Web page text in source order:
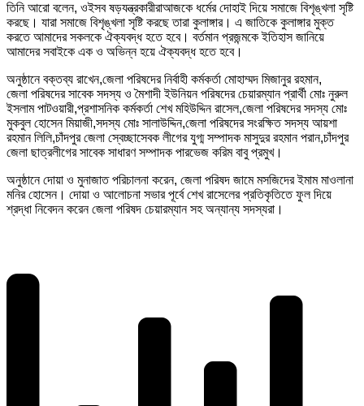
তিনি আরো বলেন, ওইসব ষড়যন্ত্রকারীরাআজকে ধর্মের দোহাই দিয়ে সমাজে বিশৃঙ্খলা সৃষ্টি
করছে। যারা সমাজে বিশৃঙ্খলা সৃষ্টি করছে তারা কুলাঙ্গার। এ জাতিকে কুলাঙ্গার মুক্ত
করতে আমাদের সকলকে ঐক্যবদ্ধ হতে হবে। বর্তমান প্রজন্মকে ইতিহাস জানিয়ে
আমাদের সবাইকে এক ও অভিন্ন হয়ে ঐক্যবদ্ধ হতে হবে।
অনুষ্ঠানে বক্তব্য রাখেন,জেলা পরিষদের নির্বাহী কর্মকর্তা মোহাম্মদ মিজানুর রহমান,
জেলা পরিষদের সাবেক সদস্য ও মৈশাদী ইউনিয়ন পরিষদের চেয়ারম্যান প্রার্থী মোঃ নুরুল
ইসলাম পাটওয়ারী,প্রশাসনিক কর্মকর্তা শেখ মহিউদ্দিন রাসেল,জেলা পরিষদের সদস্য মোঃ
মুকবুল হোসেন মিয়াজী,সদস্য মোঃ সালাউদ্দিন,জেলা পরিষদের সংরক্ষিত সদস্য আয়শা
রহমান লিলি,চাঁদপুর জেলা স্বেচ্ছাসেবক লীগের যুগ্ম সম্পাদক মাসুদুর রহমান পরান,চাঁদপুর
জেলা ছাত্রলীগের সাবেক সাধারণ সম্পাদক পারভেজ করিম বাবু প্রমুখ।
অনুষ্ঠানে দোয়া ও মুনাজাত পরিচালনা করেন, জেলা পরিষদ জামে মসজিদের ইমাম মাওলানা
মনির হোসেন। দোয়া ও আলোচনা সভার পূর্বে শেখ রাসেলের প্রতিকৃতিতে ফুল দিয়ে
শ্রদ্ধা নিবেদন করেন জেলা পরিষদ চেয়ারম্যান সহ অন্যান্য সদস্যরা।